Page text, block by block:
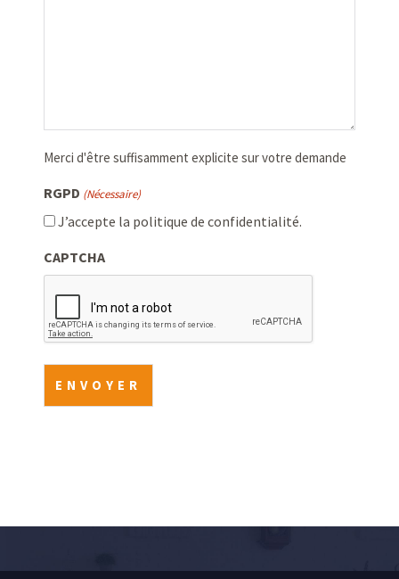
Merci d'être suffisamment explicite sur votre demande
RGPD (Nécessaire)
J’accepte la politique de confidentialité.
CAPTCHA